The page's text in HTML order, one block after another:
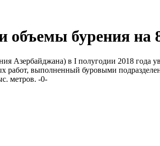
объемы бурения на
Азербайджана) в I полугодии 2018 года
выполненный буровыми
метров. -0-